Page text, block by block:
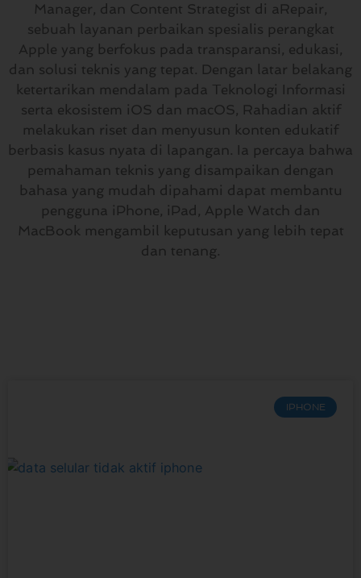
Manager, dan Content Strategist di aRepair,
sebuah layanan perbaikan spesialis perangkat
Apple yang berfokus pada transparansi, edukasi,
dan solusi teknis yang tepat. Dengan latar belakang
ketertarikan mendalam pada Teknologi Informasi
serta ekosistem iOS dan macOS, Rahadian aktif
melakukan riset dan menyusun konten edukatif
berbasis kasus nyata di lapangan. Ia percaya bahwa
pemahaman teknis yang disampaikan dengan
bahasa yang mudah dipahami dapat membantu
pengguna iPhone, iPad, Apple Watch dan
MacBook mengambil keputusan yang lebih tepat
dan tenang.
IPHONE